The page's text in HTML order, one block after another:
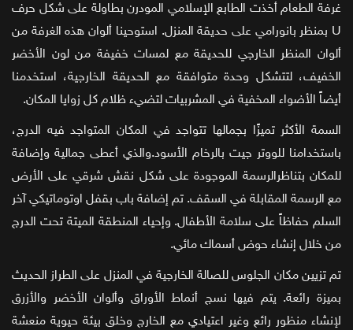
غرفة الطعام أخذت الطابع الإسلامي المودرن بطاولة على شكل حرف
U بمنظر بانورامي على حديقة المنزل. استوحينا ألوان هذه الغرفة من
ألوان المنظر الخارجي للحديقة مع لمسات خفيفة من لون الأخضر
الخفيف، لتتشكل وحدة متوافقة مع الحديقة الخارجية، استخدمنا
أيضاً الأضواء المخفية في المشربيات لتضيء ظلام كل زوايا المكان.
السمة الأكثر تميزًا بجمالها تتواجد في المكان المتواجد فيه الدرج،
باستخدامنا للووتر جيت بالرخام الأسود.والذي أعطى جمالية وإضافة
للمكان بتناظرالرسمة الموجودة على شكل نقش شرقي على الأرض
مع الرسمة المقابلة في السقف. تم إضافة باب بقفل اوتوماتيكي آخر
السلم حفاظاً على سلامة الأطفال. وإحياء المنطقة الميتة تحت الدرج
من خلال إنشاء حوض أسماك مائي.
تم تزيين مكان الجلوس للصالة الخارجية في المنزل على الطراز الحديث
بميزة رائعة. يتم فيها نسج أنماط الأوراق وألوان الأخضر والأزرق
لإنشاء منظور رائع وغير اعتيادي مع الخارج وخلق بيئة حيوية منعشة